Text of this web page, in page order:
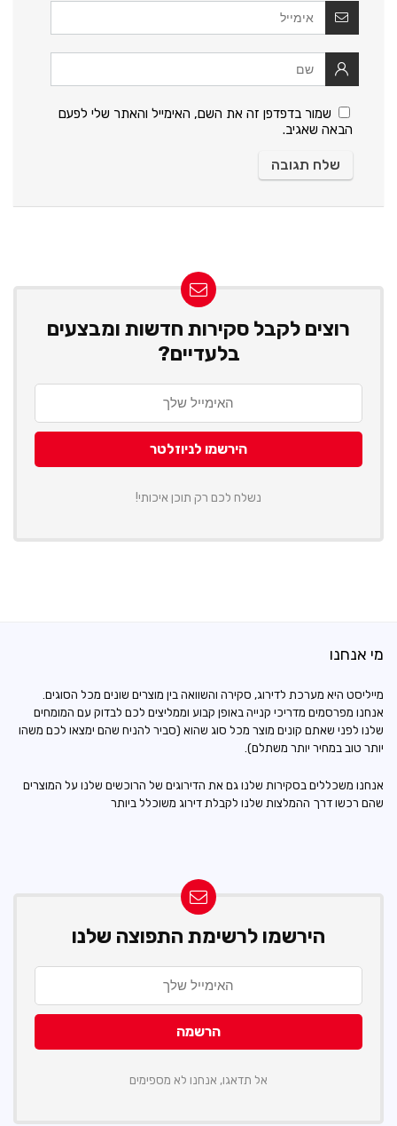
שמור בדפדפן זה את השם, האימייל והאתר שלי לפעם
הבאה שאגיב.
רוצים לקבל סקירות חדשות ומבצעים
בלעדיים?
נשלח לכם רק תוכן איכותי!
מי אנחנו
מייליסט היא מערכת לדירוג, סקירה והשוואה בין מוצרים שונים מכל הסוגים.
אנחנו מפרסמים מדריכי קנייה באופן קבוע וממליצים לכם לבדוק עם המומחים
שלנו לפני שאתם קונים מוצר מכל סוג שהוא (סביר להניח שהם ימצאו לכם משהו
יותר טוב במחיר יותר משתלם).
אנחנו משכללים בסקירות שלנו גם את הדירוגים של הרוכשים שלנו על המוצרים
שהם רכשו דרך ההמלצות שלנו לקבלת דירוג משוכלל ביותר
הירשמו לרשימת התפוצה שלנו
אל תדאגו, אנחנו לא מספימים